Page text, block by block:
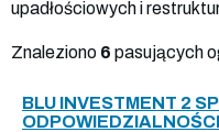
upadłościowych i
Znaleziono 6 pasujących
BLU INVESTMENT 2